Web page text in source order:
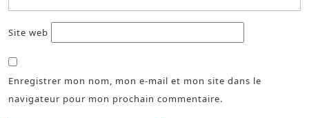
Site web
Enregistrer mon nom, mon e-mail et mon site dans le
navigateur pour mon prochain commentaire.